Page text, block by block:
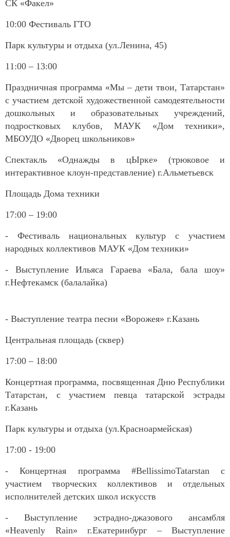
СК «Факел»
10:00 Фестиваль ГТО
Парк культуры и отдыха (ул.Ленина, 45)
11:00 – 13:00
Праздничная программа «Мы – дети твои, Татарстан»
с участием детской художественной самодеятельности
дошкольных и образовательных учреждений,
подростковых клубов, МАУК «Дом техники»,
МБОУДО «Дворец школьников»
Спектакль «Однажды в цЫрке» (трюковое и
интерактивное клоун-представление) г.Альметьевск
Площадь Дома техники
17:00 – 19:00
- Фестиваль национальных культур с участием
народных коллективов МАУК «Дом техники»
- Выступление Ильяса Гараева «Бала, бала шоу»
г.Нефтекамск (балалайка)
- Выступление театра песни «Ворожея» г.Казань
Центральная площадь (сквер)
17:00 – 18:00
Концертная программа, посвященная Дню Республики
Татарстан, с участием певца татарской эстрады
г.Казань
Парк культуры и отдыха (ул.Красноармейская)
17:00 - 19:00
- Концертная программа #BellissimoTatarstan с
участием творческих коллективов и отдельных
исполнителей детских школ искусств
- Выступление эстрадно-джазового ансамбля
«Heavenly Rain» г.Екатеринбург – Выступление